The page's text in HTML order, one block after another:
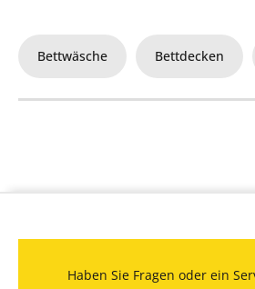
Bettwäsche Bettdecken
Haben Sie Fragen oder ein